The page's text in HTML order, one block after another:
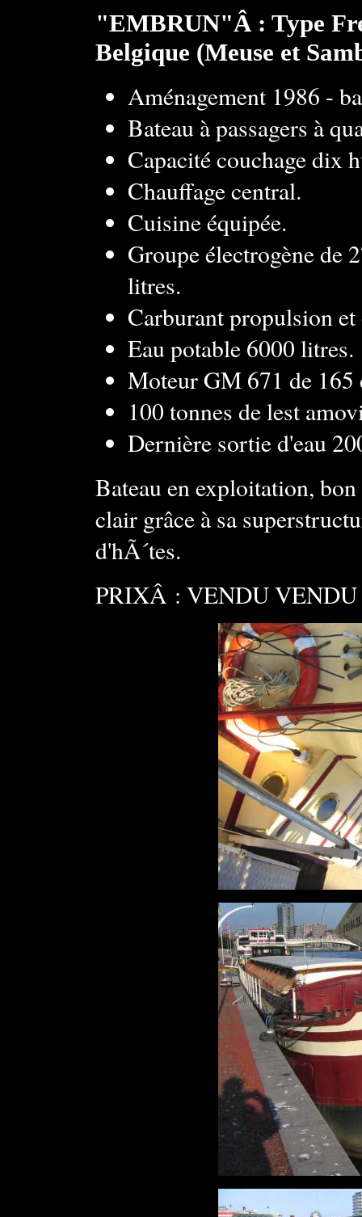
EMBRUN Â : Type
Belgique (Meuse et
Aménagement 1986 -
Bateau à passagers à
Capacité couchage dix
Chauffage central.
Cuisine équipée.
Groupe électrogène de
litres.
Carburant propulsion
Eau potable 6000 litres.
Moteur GM 671 de 165
100 tonnes de lest
Dernière sortie d'eau
Bateau en exploitation,
clair grâce à sa
d'hÃ´tes.
PRIXÂ : VENDU